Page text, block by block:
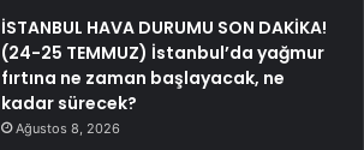
İSTANBUL HAVA DURUMU SON DAKİKA!
(24-25 TEMMUZ) İstanbul’da yağmur
fırtına ne zaman başlayacak, ne
kadar sürecek?
Ağustos 8, 2026